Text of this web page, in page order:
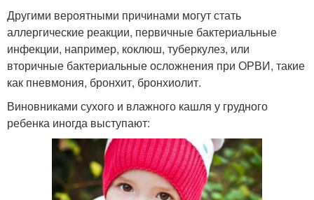
Другими вероятными причинами могут стать
аллергические реакции, первичные бактериальные
инфекции, например, коклюш, туберкулез, или
вторичные бактериальные осложнения при ОРВИ, такие
как пневмония, бронхит, бронхиолит.
Виновниками сухого и влажного кашля у грудного
ребенка иногда выступают: